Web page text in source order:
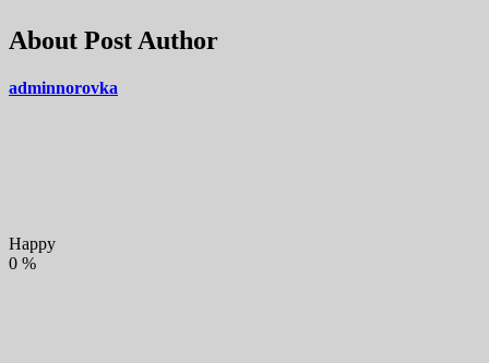
About Post Author
adminnorovka
Happy
0 %